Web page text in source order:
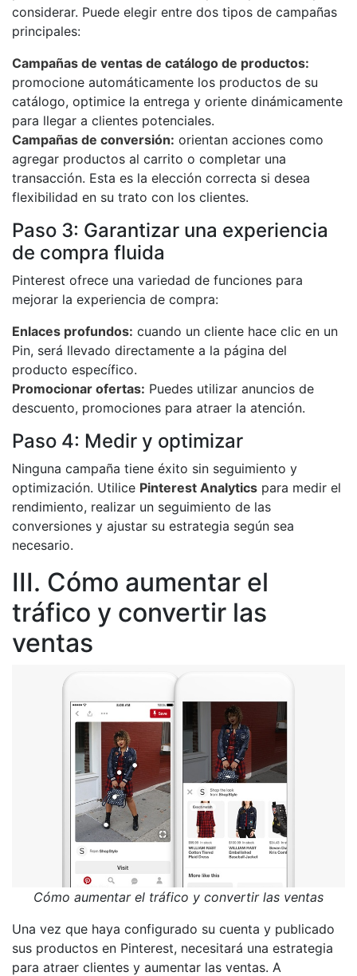
considerar. Puede elegir entre dos tipos de campañas
principales:
Campañas de ventas de catálogo de productos:
promocione automáticamente los productos de su
catálogo, optimice la entrega y oriente dinámicamente
para llegar a clientes potenciales.
Campañas de conversión: orientan acciones como
agregar productos al carrito o completar una
transacción. Esta es la elección correcta si desea
flexibilidad en su trato con los clientes.
Paso 3: Garantizar una experiencia
de compra fluida
Pinterest ofrece una variedad de funciones para
mejorar la experiencia de compra:
Enlaces profundos: cuando un cliente hace clic en un
Pin, será llevado directamente a la página del
producto específico.
Promocionar ofertas: Puedes utilizar anuncios de
descuento, promociones para atraer la atención.
Paso 4: Medir y optimizar
Ninguna campaña tiene éxito sin seguimiento y
optimización. Utilice Pinterest Analytics para medir el
rendimiento, realizar un seguimiento de las
conversiones y ajustar su estrategia según sea
necesario.
III. Cómo aumentar el
tráfico y convertir las
ventas
Cómo aumentar el tráfico y convertir las ventas
Una vez que haya configurado su cuenta y publicado
sus productos en Pinterest, necesitará una estrategia
para atraer clientes y aumentar las ventas. A